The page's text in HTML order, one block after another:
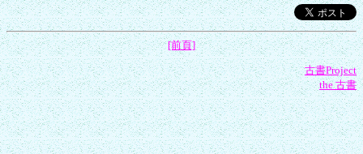
[前頁]
古書Project
the 古書